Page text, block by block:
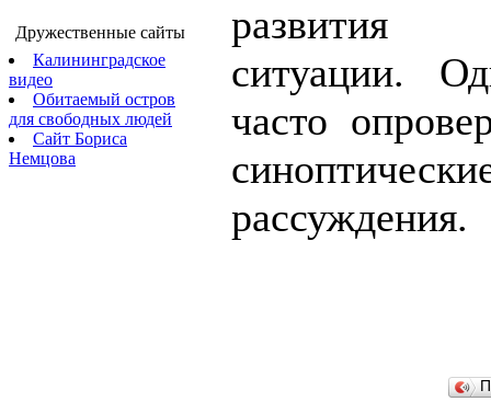
Дружественные сайты
Калининградское
видео
Обитаемый остров
для свободных людей
Сайт Бориса
Немцова
развития
ситуации.
часто
рассуждения.